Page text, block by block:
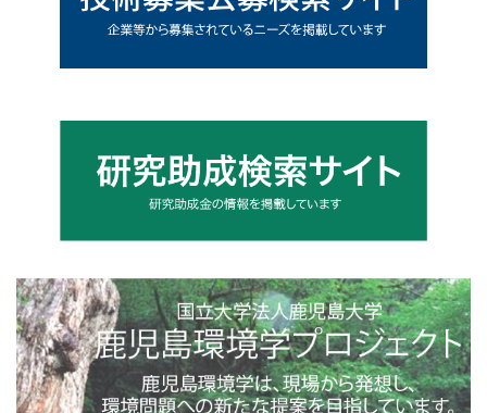
4toppage_photo@2x